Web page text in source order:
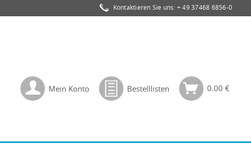
Kontaktieren Sie uns: + 49 37468 6856-0
Mein Konto Bestelllisten 0,00 €